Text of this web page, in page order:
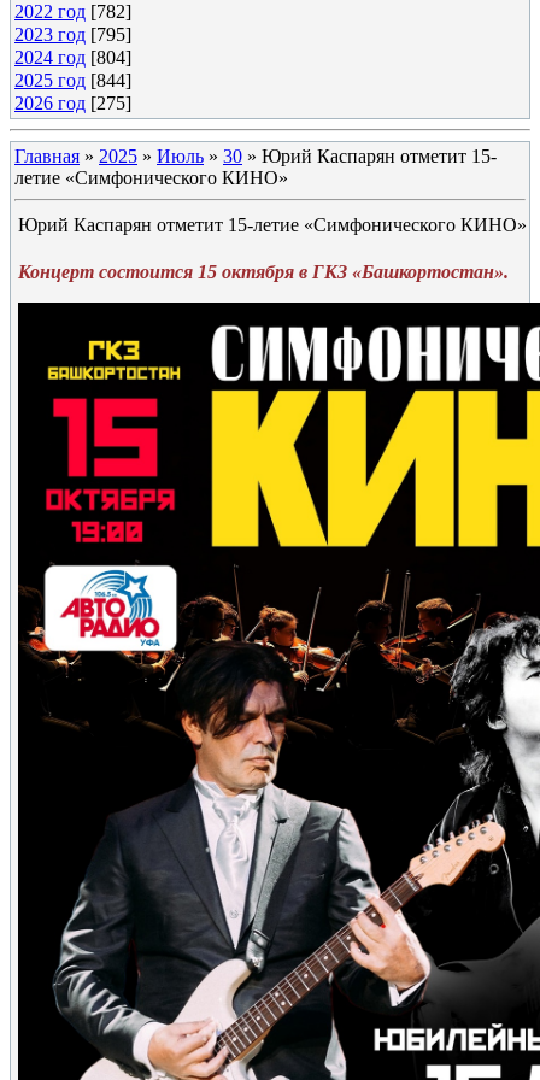
2022 год [782]
2023 год [795]
2024 год [804]
2025 год [844]
2026 год [275]
Главная » 2025 » Июль » 30 » Юрий Каспарян отметит 15-
летие «Симфонического КИНО»
Юрий Каспарян отметит 15-летие «Симфонического КИНО»
Концерт состоится 15 октября в ГКЗ «Башкортостан».